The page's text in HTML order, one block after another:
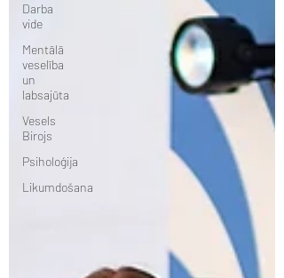
Darba
vide
Mentālā
veselība
un
labsajūta
Vesels
Birojs
Psiholoģija
Likumdošana